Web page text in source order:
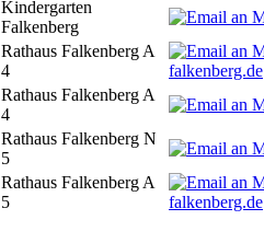
Kindergarten
Falkenberg
Rathaus Falkenberg A
4
falkenberg.de
Rathaus Falkenberg A
4
Rathaus Falkenberg N
5
Rathaus Falkenberg A
5
falkenberg.de